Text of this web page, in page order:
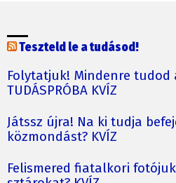
Teszteld le a tudásod!
Folytatjuk! Mindenre tudod
TUDÁSPRÓBA KVÍZ
Játssz újra! Na ki tudja
közmondást? KVÍZ
Felismered fiatalkori